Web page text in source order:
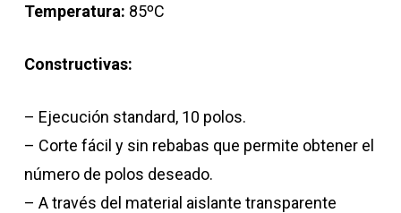
Temperatura: 85ºC
Constructivas:
– Ejecución standard, 10 polos.
– Corte fácil y sin rebabas que permite obtener el
número de polos deseado.
– A través del material aislante transparente